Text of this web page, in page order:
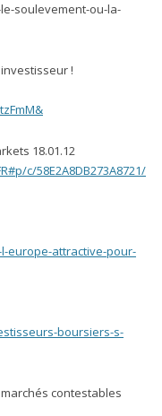
soulevement-ou-la-
!
18.01.12
c/58E2A8DB273A8721/
europe-attractive-pour-
boursiers-s-
contestables